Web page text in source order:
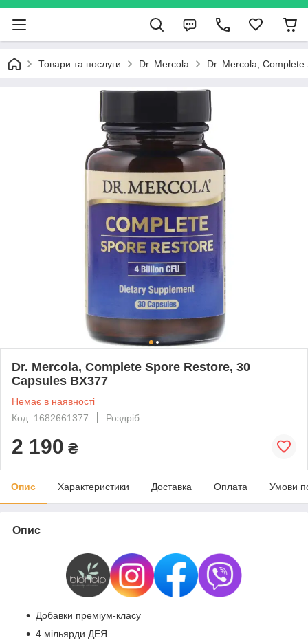
Товари та послуги Dr. Mercola Dr. Mercola,
Dr. Mercola, Complete Spore Restore, 30
Capsules BX377
Немає в наявності
Код: 1682661377
Роздріб
2 190 ₴
Опис Характеристики Доставка Оплата Умови
Опис
Добавки преміум-класу
4 мільярди ДЕЯ